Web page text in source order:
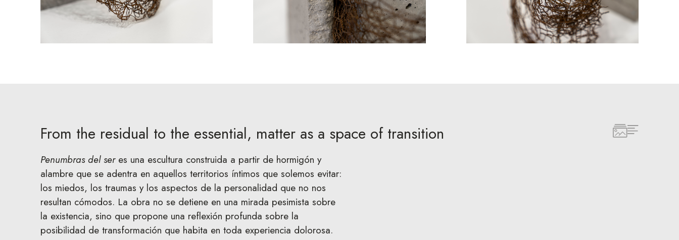
From the residual to the essential, matter as a space of transition
Penumbras del seres una escultura construida a partir de hormigón y
alambre que se adentra en aquellos territorios íntimos que solemos evitar:
los miedos, los traumas y los aspectos de la personalidad que no nos
resultan cómodos. La obra no se detiene en una mirada pesimista sobre
la existencia, sino que propone una reflexión profunda sobre la
posibilidad de transformación que habita en toda experiencia dolorosa.